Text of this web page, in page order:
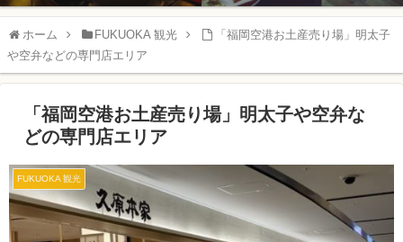
ホーム FUKUOKA 観光
「福岡空港お土産売り場」明太子
や空弁などの専門店エリア
「福岡空港お土産売り場」明太子や空弁な
どの専門店エリア
FUKUOKA 観光